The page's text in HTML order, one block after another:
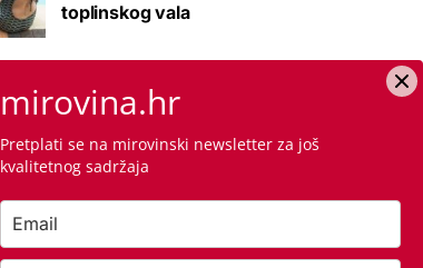
toplinskog vala
znamo i jeste li
mirovina.hr
Pretplati se na mirovinski newsletter za još
kvalitetnog sadržaja